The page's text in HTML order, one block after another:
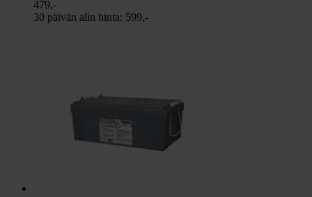
479,-
30 päivän alin hinta: 599,-